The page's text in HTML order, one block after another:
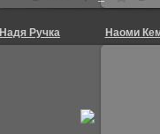
Надя Ручка Наоми